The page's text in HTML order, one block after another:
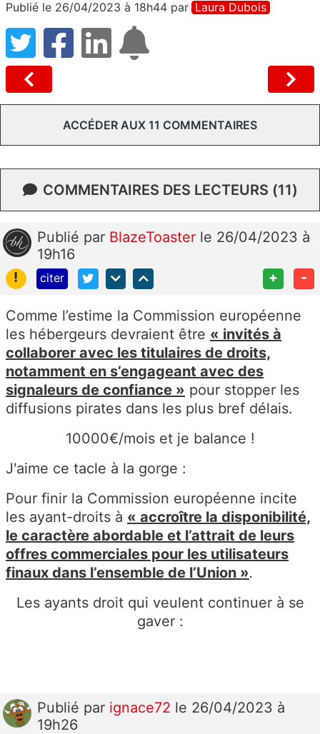
Publié le 26/04/2023 à 18h44 par Laura Dubois
ACCÉDER AUX 11 COMMENTAIRES
COMMENTAIRES DES LECTEURS (11)
Publié par BlazeToaster le 26/04/2023 à
19h16
!
citer + -
Comme l’estime la Commission européenne
les hébergeurs devraient être « invités à
collaborer avec les titulaires de droits,
notamment en s’engageant avec des
signaleurs de confiance » pour stopper les
diffusions pirates dans les plus bref délais.
10000€/mois et je balance !
J'aime ce tacle à la gorge :
Pour finir la Commission européenne incite
les ayant-droits à « accroître la disponibilité,
le caractère abordable et l’attrait de leurs
offres commerciales pour les utilisateurs
finaux dans l’ensemble de l’Union ».
Les ayants droit qui veulent continuer à se
gaver :
Publié par ignace72 le 26/04/2023 à
19h26